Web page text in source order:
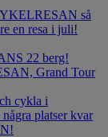
så
en resa i juli!
22 berg!
Grand Tour
cykla i
platser kvar